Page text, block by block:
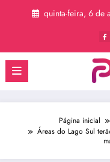
quinta-feira, 6 de
Página inicial
Áreas do Lago Sul